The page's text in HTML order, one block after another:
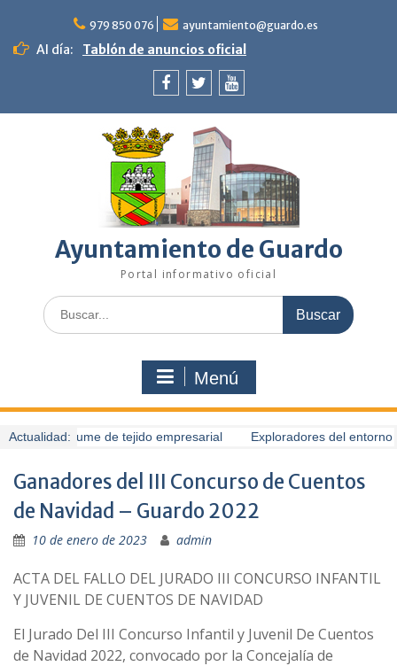
contenido
979 850 076 ayuntamiento@guardo.es
Al día: Tablón de anuncios oficial
Ayuntamiento de Guardo
Portal informativo oficial
Buscar:
Menú
Actualidad:presume de tejido empresarial Exploradores del entorno
Ganadores del III Concurso de Cuentos
de Navidad – Guardo 2022
10 de enero de 2023 admin
ACTA DEL FALLO DEL JURADO III CONCURSO INFANTIL
Y JUVENIL DE CUENTOS DE NAVIDAD
El Jurado Del III Concurso Infantil y Juvenil De Cuentos
de Navidad 2022, convocado por la Concejalía de